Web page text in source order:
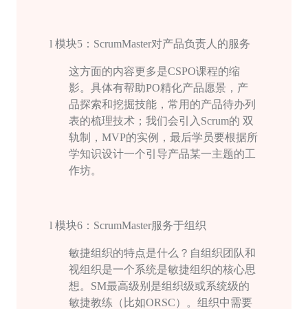
l 模块5 ： ScrumMaster对产品负责人的服务
这方面的内容更多是CSPO课程的缩
影。具体有帮助PO精化产品愿景，产
品探索和挖掘技能，常用的产品待办列
表的梳理技术；我们会引入 Scrum的 双
轨制， MVP的实例，最后学员要根据所
学知识设计一个引导产品某一主题的工
作坊。
l 模块6 ： ScrumMaster服务于组织
敏捷组织的特点是什么？自组织团队和
视组织是一个系统是敏捷组织的核心思
想。 SM最高级别是组织级或系统级的
敏捷教练（比如ORSC）。组织中需要